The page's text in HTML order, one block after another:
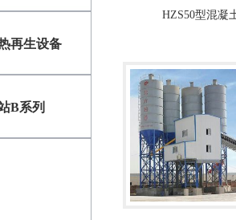
再生设备
B系列
HZS50型混凝